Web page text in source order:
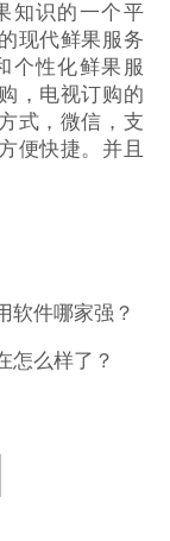
知识的一个平
现代鲜果服务
个性化鲜果服
，电视订购的
式，微信，支
便快捷。并且
软件哪家强？
怎么样了？